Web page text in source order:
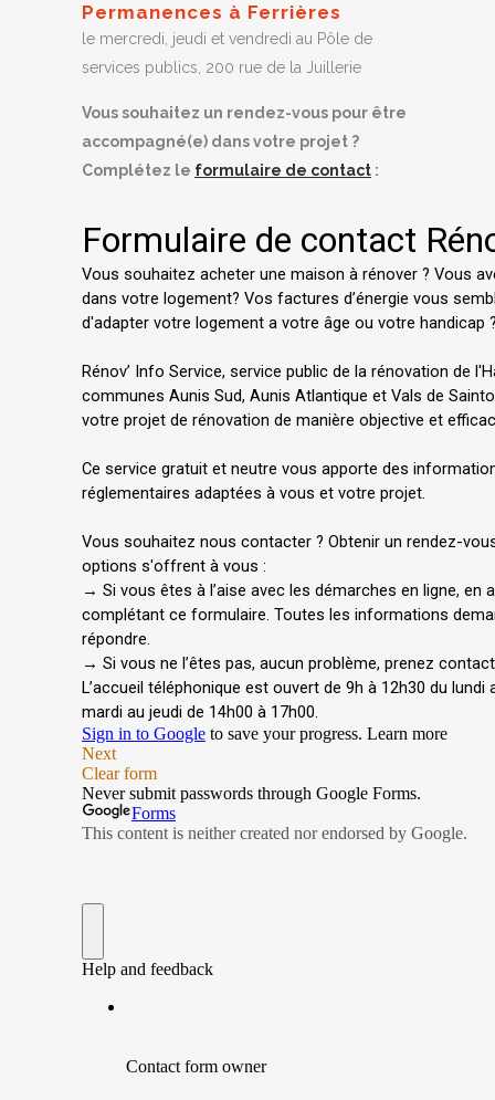
Permanences à Ferrières
le mercredi, jeudi et vendredi au Pôle de
services publics, 200 rue de la Juillerie
Vous souhaitez un rendez-vous pour être
accompagné(e) dans votre projet ?
Complétez le formulaire de contact :